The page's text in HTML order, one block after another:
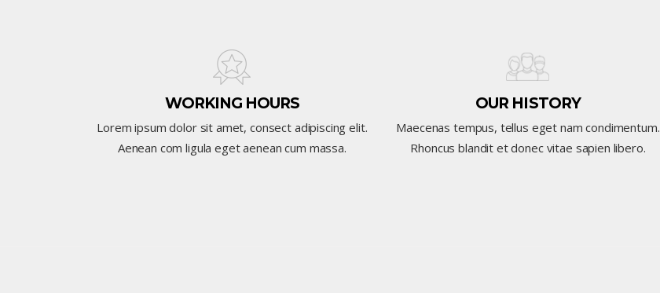
WORKING HOURS
Lorem ipsum dolor sit amet, consect adipiscing elit.
Aenean com ligula eget aenean cum massa.
OUR HISTORY
Maecenas tempus, tellus eget nam condimentum.
Rhoncus blandit et donec vitae sapien libero.